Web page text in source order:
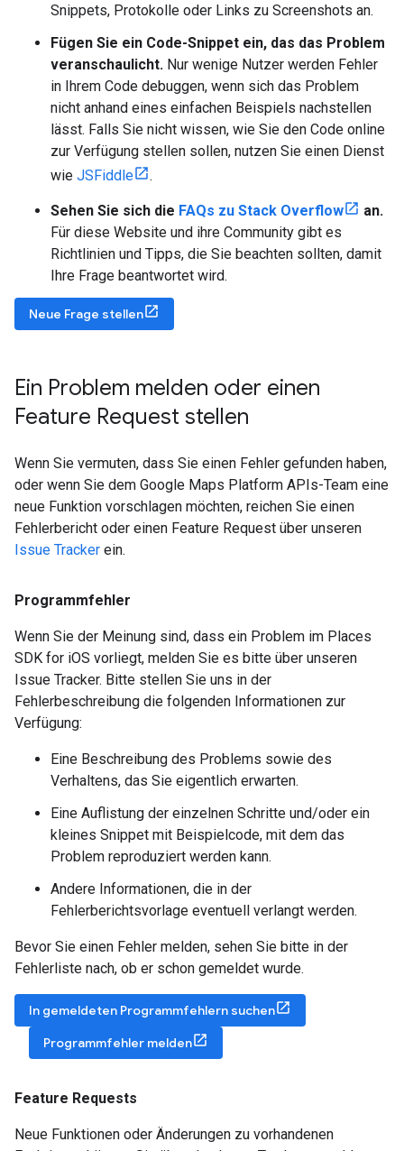
Snippets, Protokolle oder Links zu Screenshots an.
Fügen Sie ein Code-Snippet ein, das das Problem
veranschaulicht. Nur wenige Nutzer werden Fehler
in Ihrem Code debuggen, wenn sich das Problem
nicht anhand eines einfachen Beispiels nachstellen
lässt. Falls Sie nicht wissen, wie Sie den Code online
zur Verfügung stellen sollen, nutzen Sie einen Dienst
wie JSFiddle .
Sehen Sie sich die FAQs zu Stack Overflow
an.
Für diese Website und ihre Community gibt es
Richtlinien und Tipps, die Sie beachten sollten, damit
Ihre Frage beantwortet wird.
Neue Frage stellen
Ein Problem melden oder einen
Feature Request stellen
Wenn Sie vermuten, dass Sie einen Fehler gefunden haben,
oder wenn Sie dem Google Maps Platform APIs-Team eine
neue Funktion vorschlagen möchten, reichen Sie einen
Fehlerbericht oder einen Feature Request über unseren
Issue Tracker ein.
Programmfehler
Wenn Sie der Meinung sind, dass ein Problem im Places
SDK for iOS vorliegt, melden Sie es bitte über unseren
Issue Tracker. Bitte stellen Sie uns in der
Fehlerbeschreibung die folgenden Informationen zur
Verfügung:
Eine Beschreibung des Problems sowie des
Verhaltens, das Sie eigentlich erwarten.
Eine Auflistung der einzelnen Schritte und/oder ein
kleines Snippet mit Beispielcode, mit dem das
Problem reproduziert werden kann.
Andere Informationen, die in der
Fehlerberichtsvorlage eventuell verlangt werden.
Bevor Sie einen Fehler melden, sehen Sie bitte in der
Fehlerliste nach, ob er schon gemeldet wurde.
In gemeldeten Programmfehlern suchen
Programmfehler melden
Feature Requests
Neue Funktionen oder Änderungen zu vorhandenen